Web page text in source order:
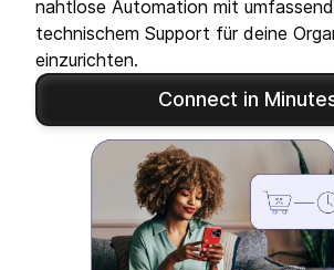
nahtlose Automation mit
technischem Support für deine
einzurichten.
Connect in